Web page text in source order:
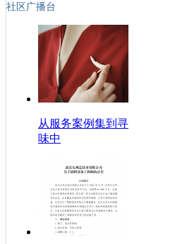
社区广播台
从服务案例集到寻
味中